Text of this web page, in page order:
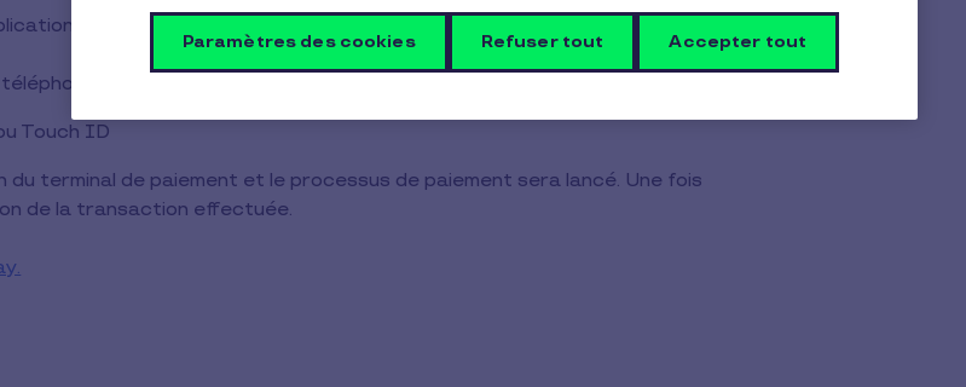
« Cartes » :
pour activer Apple Pay
Touch ID
du terminal de paiement et le processus de paiement sera lancé. Une fois
de la transaction effectuée.
Paramètres des cookies Refuser tout Accepter tout